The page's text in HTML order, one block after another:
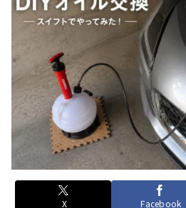
X Facebook